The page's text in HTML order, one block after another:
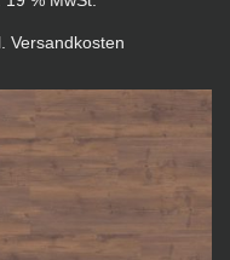
Versandkosten